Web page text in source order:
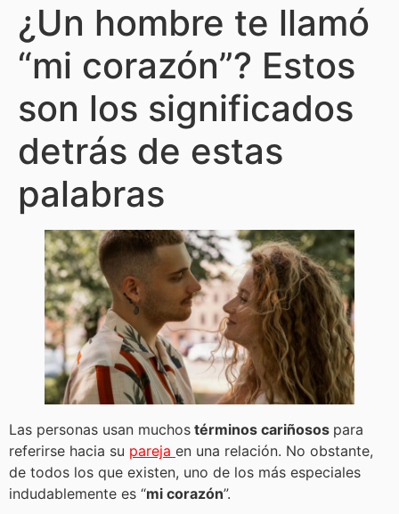
¿Un hombre te llamó
“mi corazón”? Estos
son los significados
detrás de estas
palabras
Las personas usan muchos términos cariñosos para
referirse hacia su pareja en una relación. No obstante,
de todos los que existen, uno de los más especiales
indudablemente es “mi corazón”.